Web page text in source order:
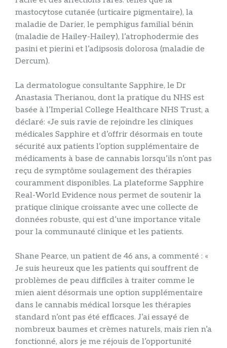
mastocytose cutanée (urticaire pigmentaire), la
maladie de Darier, le pemphigus familial bénin
(maladie de Hailey-Hailey), l’atrophodermie des
pasini et pierini et l’adipsosis dolorosa (maladie de
Dercum).
La dermatologue consultante Sapphire, le Dr
Anastasia Therianou, dont la pratique du NHS est
basée à l’Imperial College Healthcare NHS Trust, a
déclaré: «Je suis ravie de rejoindre les cliniques
médicales Sapphire et d’offrir désormais en toute
sécurité aux patients l’option supplémentaire de
médicaments à base de cannabis lorsqu’ils n’ont pas
reçu de symptôme soulagement des thérapies
couramment disponibles. La plateforme Sapphire
Real-World Evidence nous permet de soutenir la
pratique clinique croissante avec une collecte de
données robuste, qui est d’une importance vitale
pour la communauté clinique et les patients.
Shane Pearce, un patient de 46 ans, a commenté : «
Je suis heureux que les patients qui souffrent de
problèmes de peau difficiles à traiter comme le
mien aient désormais une option supplémentaire
dans le cannabis médical lorsque les thérapies
standard n’ont pas été efficaces. J’ai essayé de
nombreux baumes et crèmes naturels, mais rien n’a
fonctionné, alors je me réjouis de l’opportunité